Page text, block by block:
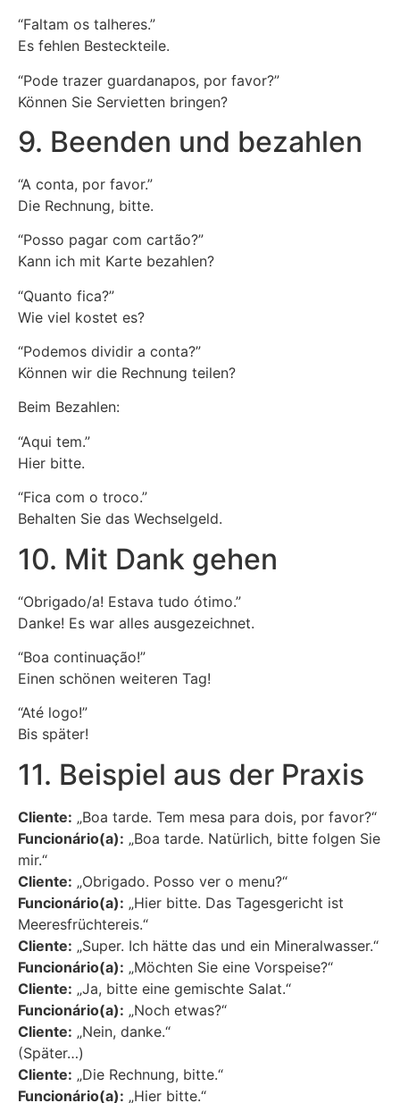
“Faltam os talheres.”
Es fehlen Besteckteile.
“Pode trazer guardanapos, por favor?”
Können Sie Servietten bringen?
9. Beenden und bezahlen
“A conta, por favor.”
Die Rechnung, bitte.
“Posso pagar com cartão?”
Kann ich mit Karte bezahlen?
“Quanto fica?”
Wie viel kostet es?
“Podemos dividir a conta?”
Können wir die Rechnung teilen?
Beim Bezahlen:
“Aqui tem.”
Hier bitte.
“Fica com o troco.”
Behalten Sie das Wechselgeld.
10. Mit Dank gehen
“Obrigado/a! Estava tudo ótimo.”
Danke! Es war alles ausgezeichnet.
“Boa continuação!”
Einen schönen weiteren Tag!
“Até logo!”
Bis später!
11. Beispiel aus der Praxis
Cliente: „Boa tarde. Tem mesa para dois, por favor?“
Funcionário(a): „Boa tarde. Natürlich, bitte folgen Sie
mir.“
Cliente: „Obrigado. Posso ver o menu?“
Funcionário(a): „Hier bitte. Das Tagesgericht ist
Meeresfrüchtereis.“
Cliente: „Super. Ich hätte das und ein Mineralwasser.“
Funcionário(a): „Möchten Sie eine Vorspeise?“
Cliente: „Ja, bitte eine gemischte Salat.“
Funcionário(a): „Noch etwas?“
Cliente: „Nein, danke.“
(Später…)
Cliente: „Die Rechnung, bitte.“
Funcionário(a): „Hier bitte.“